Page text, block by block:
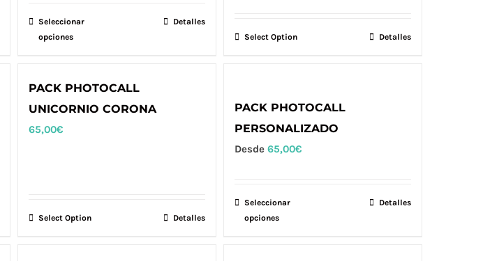
Seleccionar
opciones
múltiples
Detalles
Select Option Detalles
PACK PHOTOCALL
UNICORNIO CORONA
65,00€
Select Option Detalles
PACK PHOTOCALL
PERSONALIZADO
Desde 65,00€
Seleccionar
opciones
Detalles